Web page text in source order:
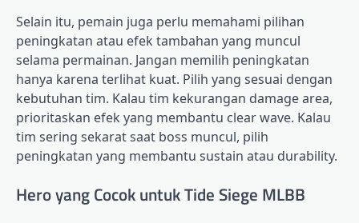
Selain itu, pemain juga perlu memahami pilihan
peningkatan atau efek tambahan yang muncul
selama permainan. Jangan memilih peningkatan
hanya karena terlihat kuat. Pilih yang sesuai dengan
kebutuhan tim. Kalau tim kekurangan damage area,
prioritaskan efek yang membantu clear wave. Kalau
tim sering sekarat saat boss muncul, pilih
peningkatan yang membantu sustain atau durability.
Hero yang Cocok untuk Tide Siege MLBB